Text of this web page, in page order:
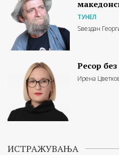
ТУНЕЛ
Ѕвездан
Ресор
Ирена
ИСТРАЖУВАЊА